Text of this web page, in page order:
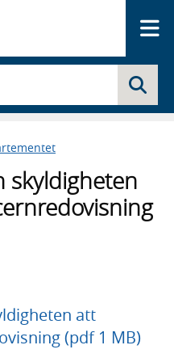
skyldigheten
att
(pdf 1 MB)